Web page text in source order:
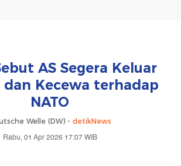
AS Segera Keluar
Kecewa terhadap
NATO
Welle (DW) - detikNews
Rabu, 01 Apr 2026 17:07 WIB